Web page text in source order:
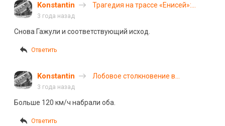
Konstantin
Трагедия на трассе «Енисей»:
3 года назад
Снова Гажули и соответствующий исход.
Ответить
Konstantin
Лобовое столкновение в
3 года назад
Больше 120 км/ч набрали оба.
Ответить